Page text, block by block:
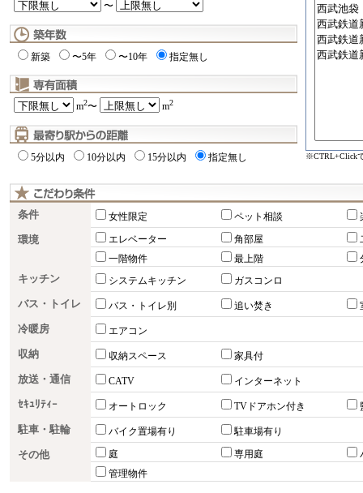
〜
新築 〜5年 〜10年 指定無し
m2〜 m2
5分以内 10分以内 15分以内 指定無し ※CTRL+Click
条件 女性限定 ペット相談
環境 エレベーター 角部屋
一階物件
最上階
キッチン システムキッチン ガスコンロ
バス・トイレ バス・トイレ別 追い焚き
冷暖房 エアコン
収納 収納スペース 家具付
放送・通信 CATV インターネット
ｾｷｭﾘﾃｨｰ オートロック TVドアホン付き
駐車・駐輪 バイク置場有り 駐車場有り
その他 庭 専用庭
管理物件